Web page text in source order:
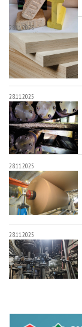
28.11.2025
28.11.2025
28.11.2025
28.11.2025